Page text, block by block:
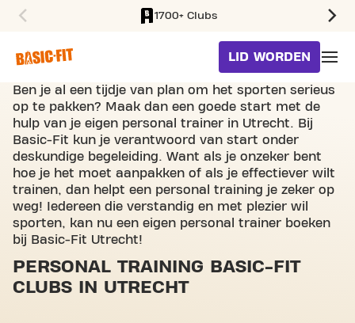
1700+ Clubs
LID WORDEN
Ben je al een tijdje van plan om het sporten serieus
op te pakken? Maak dan een goede start met de
hulp van je eigen personal trainer in Utrecht. Bij
Basic-Fit kun je verantwoord van start onder
deskundige begeleiding. Want als je onzeker bent
hoe je het moet aanpakken of als je effectiever wilt
trainen, dan helpt een personal training je zeker op
weg! Iedereen die verstandig en met plezier wil
sporten, kan nu een eigen personal trainer boeken
bij Basic-Fit Utrecht!
PERSONAL TRAINING BASIC-FIT
CLUBS IN UTRECHT